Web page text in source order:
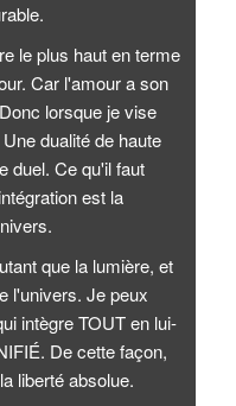
le plus haut en terme
Car l'amour a son
lorsque je vise
dualité de haute
duel. Ce qu'il faut
est la
que la lumière, et
l'univers. Je peux
intègre TOUT en lui-
De cette façon,
liberté absolue.